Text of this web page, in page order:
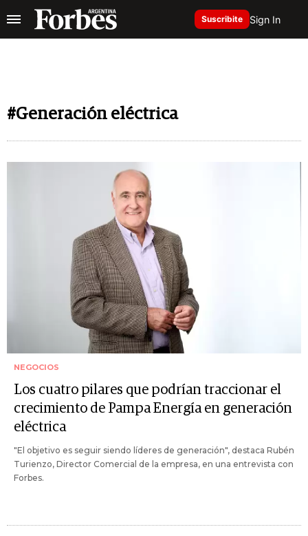
Suscribite Sign In
#Generación eléctrica
NEGOCIOS
Los cuatro pilares que podrían traccionar el
crecimiento de Pampa Energía en generación
eléctrica
"El objetivo es seguir siendo líderes de generación", destaca Rubén
Turienzo, Director Comercial de la empresa, en una entrevista con
Forbes.